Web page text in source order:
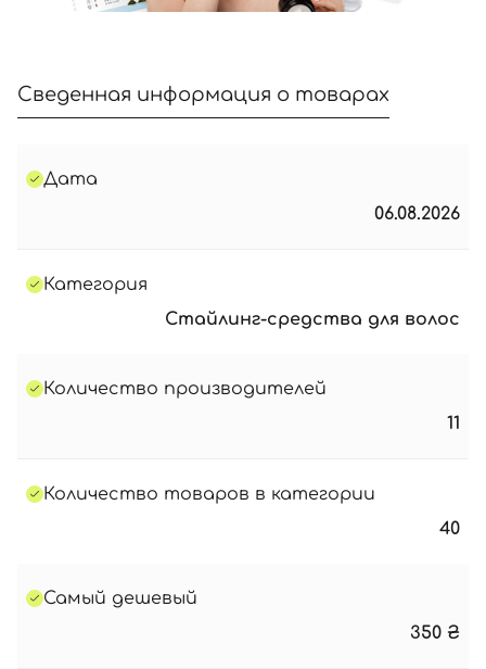
Сведенная информация о товарах
Дата
06.08.2026
Категория
Стайлинг-средства для волос
Количество производителей
11
Количество товаров в категории
40
Самый дешевый
350 ₴